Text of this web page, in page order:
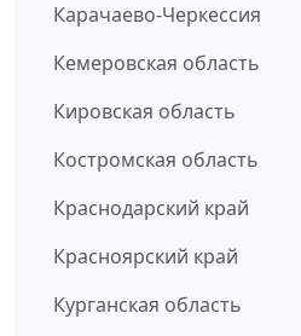
Карачаево-Черкессия
Кемеровская область
Кировская область
Костромская область
Краснодарский край
Красноярский край
Курганская область